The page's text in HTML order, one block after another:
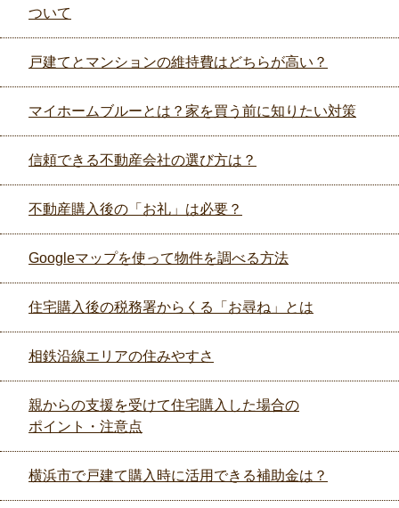
ついて
戸建てとマンションの維持費はどちらが高い？
マイホームブルーとは？家を買う前に知りたい対策
信頼できる不動産会社の選び方は？
不動産購入後の「お礼」は必要？
Googleマップを使って物件を調べる方法
住宅購入後の税務署からくる「お尋ね」とは
相鉄沿線エリアの住みやすさ
親からの支援を受けて住宅購入した場合の
ポイント・注意点
横浜市で戸建て購入時に活用できる補助金は？